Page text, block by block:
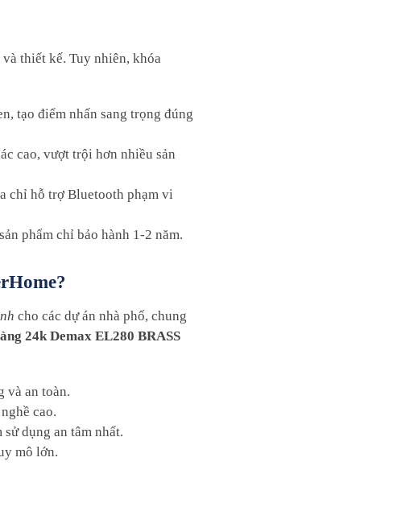
thiết kế. Tuy nhiên, khóa
tạo điểm nhấn sang trọng đúng
cao, vượt trội hơn nhiều sản
chỉ hỗ trợ Bluetooth phạm vi
phẩm chỉ bảo hành 1-2 năm.
cho các dự án nhà phố, chung
24k Demax EL280 BRASS
và an toàn.
cao.
dụng an tâm nhất.
mô lớn.